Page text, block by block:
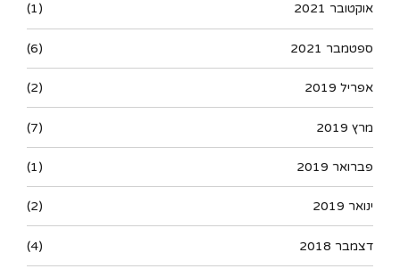
אוקטובר 2021 (1)
ספטמבר 2021 (6)
אפריל 2019 (2)
מרץ 2019 (7)
פברואר 2019 (1)
ינואר 2019 (2)
דצמבר 2018 (4)